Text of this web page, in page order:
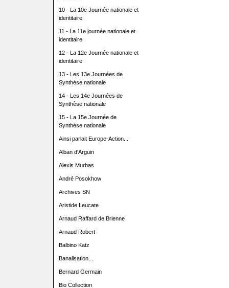
10 - La 10e Journée nationale et
identitaire
11 - La 11e journée nationale et
identitaire
12 - La 12e Journée nationale et
identitaire
13 - Les 13e Journées de
Synthèse nationale
14 - Les 14e Journées de
Synthèse nationale
15 - La 15e Journée de
Synthèse nationale
Ainsi parlait Europe-Action...
Alban d'Arguin
Alexis Murbas
André Posokhow
Archives SN
Aristide Leucate
Arnaud Raffard de Brienne
Arnaud Robert
Balbino Katz
Banalisation...
Bernard Germain
Bio Collection